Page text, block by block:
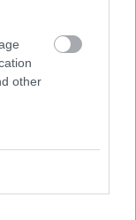
other